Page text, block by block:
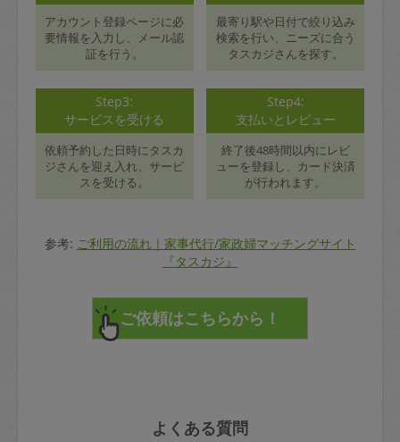
アカウント登録ページに必
要情報を入力し、メール認
証を行う。
最寄り駅や日付で絞り込み
検索を行い、ニーズに合う
タスカジさんを探す。
Step3:
サービスを受ける
依頼予約した日時にタスカ
ジさんを迎え入れ、サービ
スを受ける。
Step4:
支払いとレビュー
終了後48時間以内にレビ
ューを登録し、カード決済
が行われます。
参考: ご利用の流れ｜家事代行/家政婦マッチングサイト
『タスカジ』
よくある質問